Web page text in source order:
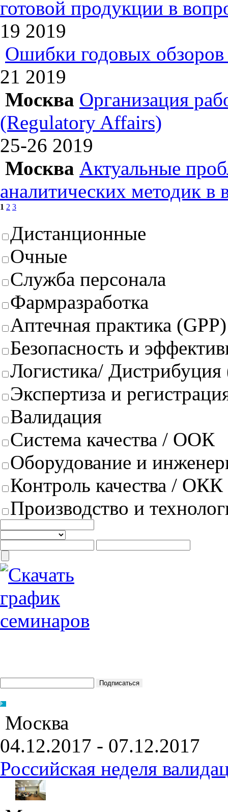
готовой продукции в
19 2019
Ошибки годовых обзоров
21 2019
Москва Организация
(Regulatory Affairs)
25-26 2019
Москва Актуальные
аналитических методик в
1 2 3
Дистанционные
Очные
Служба персонала
Фармразработка
Аптечная практика (GPP)
Безопасность и
Логистика/
Экспертиза и
Валидация
Система качества / ООК
Оборудование и
Контроль качества / ОКК
Производство и
Москва
04.12.2017 - 07.12.2017
Российская неделя